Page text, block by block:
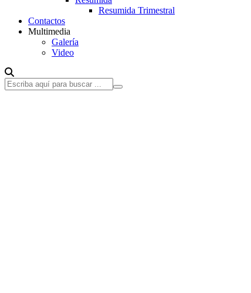
Resumida Trimestral
Contactos
Multimedia
Galería
Video